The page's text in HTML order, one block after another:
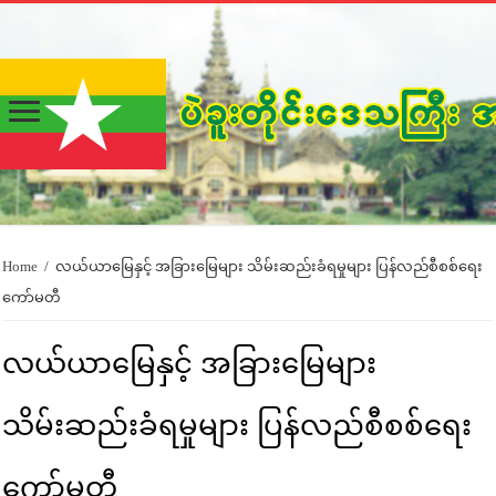
Home / လယ်ယာမြေနှင့် အခြားမြေများ သိမ်းဆည်းခံရမှုများ ပြန်လည်စီစစ်ရေး
ကော်မတီ
လယ်ယာမြေနှင့် အခြားမြေများ
သိမ်းဆည်းခံရမှုများ ပြန်လည်စီစစ်ရေး
ကော်မတီ